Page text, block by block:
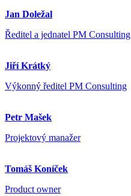
Jan Doležal
Ředitel a jednatel PM Consulting
Jiří Krátký
Výkonný ředitel PM Consulting
Petr Mašek
Projektový manažer
Tomáš Koníček
Product owner